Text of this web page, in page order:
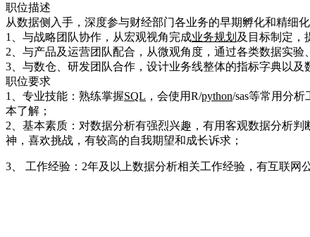
职位描述
从数据侧入手，深度参与财经部门各业务的早期孵化和精细
1、与战略团队协作，从宏观视角完成业务规划 及目标制定，
2、与产品及运营团队配合，从微观角度，通过各类数据实
3、与数仓、研发团队合作，设计业务线整体的指标字典以
职位要求
1、专业技能：熟练掌握SQL ，会使用R/python/sas等常用分
本了解；
2、基本素质：对数据分析有强烈兴趣，有用客观数据分析
神，喜欢挑战，有较高的自我期望和成长诉求；
3、 工作经验：2年及以上数据分析相关工作经验，有互联网